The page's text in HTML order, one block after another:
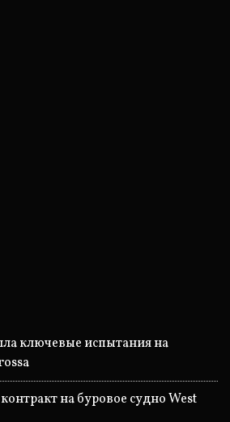
ключевые испытания на
на буровое судно West